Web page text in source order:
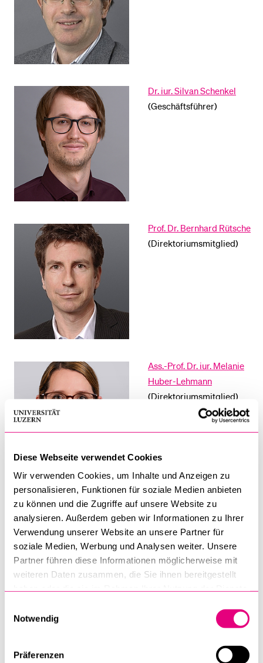
Diese Webseite verwendet Cookies
Wir verwenden Cookies, um Inhalte und Anzeigen zu
personalisieren, Funktionen für soziale Medien anbieten
zu können und die Zugriffe auf unsere Website zu
analysieren. Außerdem geben wir Informationen zu Ihrer
Verwendung unserer Website an unsere Partner für
soziale Medien, Werbung und Analysen weiter. Unsere
Partner führen diese Informationen möglicherweise mit
weiteren Daten zusammen, die Sie ihnen bereitgestellt
Notwendig
Präferenzen
Dr. iur. Silvan Schenkel
(Geschäftsführer)
Prof. Dr. Bernhard Rütsche
(Direktoriumsmitglied)
Ass.-Prof. Dr. iur. Melanie
Huber-Lehmann
(Direktoriumsmitglied)
Ass.-Prof. Dr. Helen Wyler
(Direktoriumsmitglied)
(Direktoriumsmitglied)
BELIEBTE INHALTE
Vorlesungsverzeichnis
Sportangebot
Menuplan Mensa
Anmeldung und Zulassung